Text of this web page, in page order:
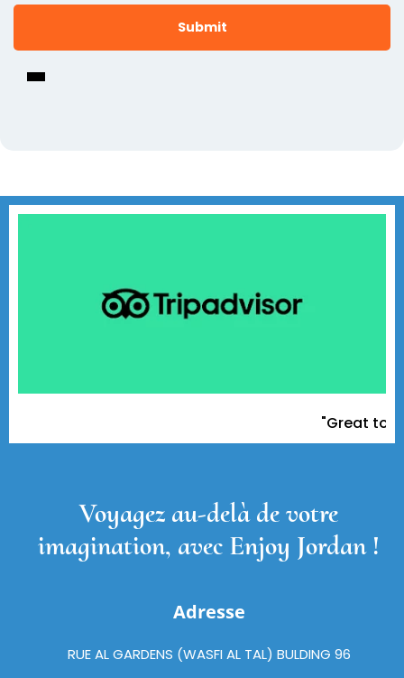
"Great tour
Voyagez au-delà de votre
imagination, avec Enjoy Jordan !
Adresse
RUE AL GARDENS (WASFI AL TAL) BULDING 96